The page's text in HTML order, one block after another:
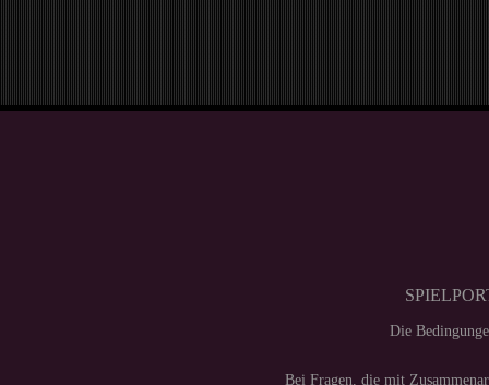
Die
Bei Fragen, die mit